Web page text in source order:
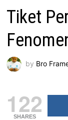
Tiket
by Bro
122
SHARES